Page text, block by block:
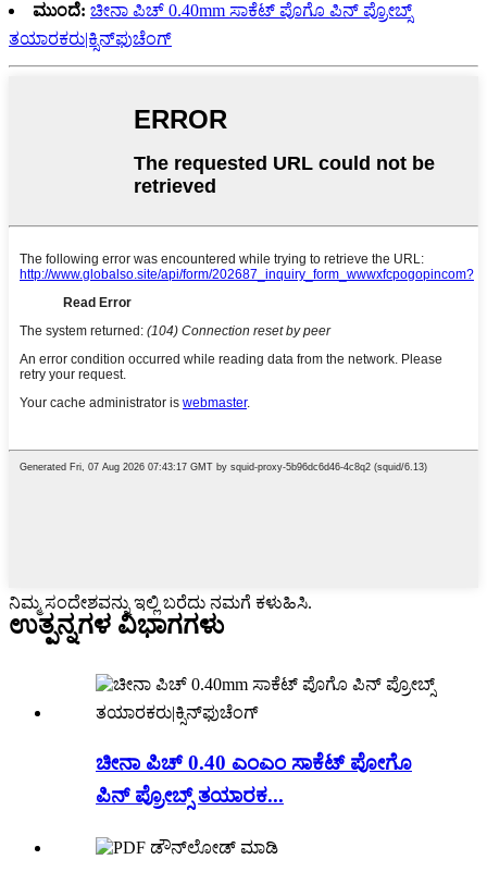
ಮುಂದೆ: ಚೀನಾ ಪಿಚ್ 0.40mm ಸಾಕೆಟ್ ಪೊಗೊ ಪಿನ್ ಪ್ರೋಬ್ಸ್
ತಯಾರಕರು|ಕ್ಸಿನ್‌ಫುಚೆಂಗ್
ನಿಮ್ಮ ಸಂದೇಶವನ್ನು ಇಲ್ಲಿ ಬರೆದು ನಮಗೆ ಕಳುಹಿಸಿ.
ಉತ್ಪನ್ನಗಳ ವಿಭಾಗಗಳು
ಚೀನಾ ಪಿಚ್ 0.40 ಎಂಎಂ ಸಾಕೆಟ್ ಪೋಗೊ
ಪಿನ್ ಪ್ರೋಬ್ಸ್ ತಯಾರಕ...